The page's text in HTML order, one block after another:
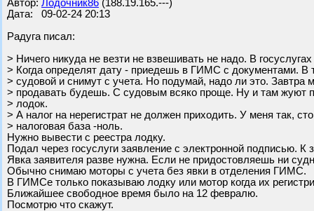
Автор: Лодочник86 (188.19.165.---)
Дата: 09-02-24 20:13
Радуга писал:
> Ничего никуда не везти не взвешивать не надо. В
> Когда определят дату - приедешь в ГИМС с документами. В
> судовой и снимут с учета. Но подумай, надо ли это. Завтра
> продавать будешь. С судовым всяко проще. Ну и там жуют
> лодок.
> А налог на нерегистрат не должен приходить. У меня так,
> налоговая база -ноль.
Нужно вывести с реестра лодку.
Подал через госуслуги заявление с электронной подписью.
Явка заявителя разве нужна. Если не придостовляешь ни
Обычно снимаю моторы с учета без явки в отделения ГИМС.
В ГИМСе только показываю лодку или мотор когда их
Ближайшее свободное время было на 12 февралю.
Посмотрю что скажут.